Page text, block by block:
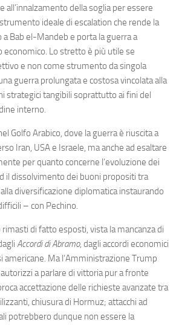
all’innalzamento della soglia per essere
ideale di escalation che rende la
a Bab el-Mandeb e porta la guerra a
economico. Lo stretto è più utile se
e non come strumento da singola
guerra prolungata e costosa vincolata alla
strategici tangibili soprattutto ai fini del
interno.
Golfo Arabico, dove la guerra è riuscita a
Iran, USA e Israele, ma anche ad esaltare
per quanto concerne l’evoluzione dei
il dissolvimento dei buoni propositi tra
diversificazione diplomatica instaurando
– con Pechino.
rimasti di fatto esposti, vista la mancanza di
Accordi di Abramo, dagli accordi economici
americane. Ma l’Amministrazione Trump
a parlare di vittoria pur a fronte
accettazione delle richieste avanzate tra
chiusura di Hormuz; attacchi ad
potrebbero dunque non essere la